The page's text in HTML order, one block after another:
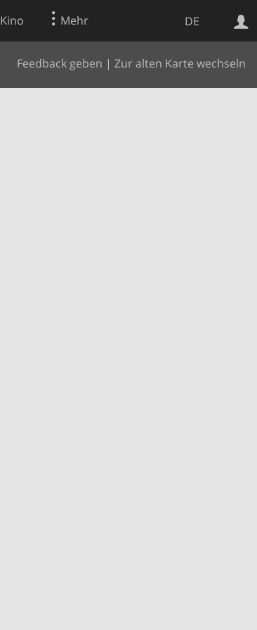
DE
Kino Mehr
Feedback geben | Zur alten Karte wechseln
Websuche